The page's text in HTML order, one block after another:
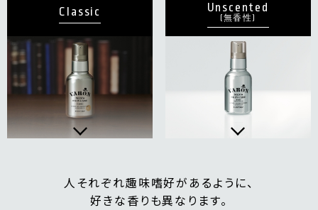
Classic Unscented
(無香性)
人それぞれ趣味嗜好があるように、
好きな香りも異なります。